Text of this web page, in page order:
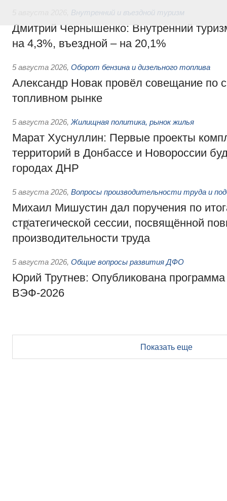
Внутренний и въездной туризм
Дмитрий Чернышенко: Внутренний
на 4,3%, въездной – на 20,1%
5 августа 2026, Оборот бензина и дизельного топлива
Александр Новак провёл совещание по
топливном рынке
5 августа 2026, Жилищная политика, рынок жилья
Марат Хуснуллин: Первые проекты
территорий в Донбассе и Новороссии
городах ДНР
5 августа 2026, Вопросы производительности труда и
Михаил Мишустин дал поручения по
стратегической сессии, посвящённой
производительности труда
5 августа 2026, Общие вопросы развития ДФО
Юрий Трутнев: Опубликована
ВЭФ-2026
Показать еще